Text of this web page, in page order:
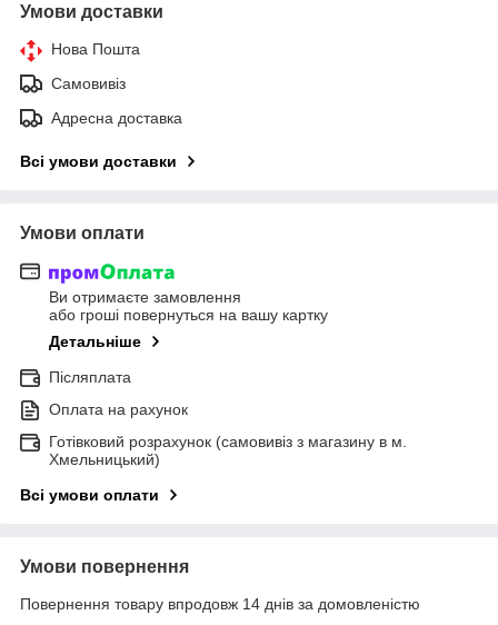
Умови доставки
Нова Пошта
Самовивіз
Адресна доставка
Всі умови доставки
Умови оплати
Ви отримаєте замовлення
або гроші повернуться на вашу картку
Детальніше
Післяплата
Оплата на рахунок
Готівковий розрахунок (самовивіз з магазину в м.
Хмельницький)
Всі умови оплати
Умови повернення
Повернення товару впродовж 14 днів за домовленістю